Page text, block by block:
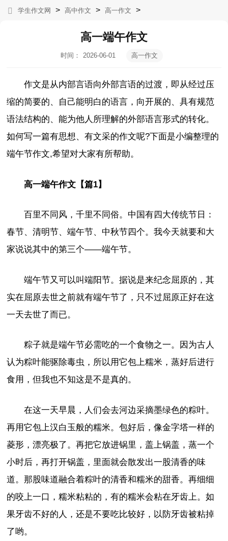
学生作文网 > 高中作文 > 高一作文 >
高一端午作文
时间：
2026-06-01
高一作文
作文是从内部言语向外部言语的过渡，即从经过压
缩的简要的、自己能明白的语言，向开展的、具有规范
语法结构的、能为他人所理解的外部语言形式的转化。
如何写一篇有思想、有文采的作文呢?下面是小编整理的
端午节作文,希望对大家有所帮助。
高一端午作文【篇1】
百里不同风，千里不同俗。中国有四大传统节日：
春节、清明节、端午节、中秋节四个。我今天就要和大
家说说其中的第三个——端午节。
端午节又可以叫端阳节。据说是来纪念屈原的，其
实在屈原去世之前就有端午节了，只不过屈原正好在这
一天去世了而已。
粽子就是端午节必需吃的一个食物之一。因为古人
认为粽叶能驱除毒虫，所以用它包上糯米，蒸好后进行
食用，但我也不知这是不是真的。
在这一天早晨，人们会去河边采摘墨绿色的粽叶。
再用它包上汉白玉般的糯米。包好后，像金字塔一样的
菱形，漂亮极了。再把它放进锅里，盖上锅盖，蒸一个
小时后，再打开锅盖，里面就会散发出一股清香的味
道。那股味道融合着粽叶的清香和糯米的甜香。再细细
的咬上一口，糯米粘粘的，有的糯米会粘在牙齿上。如
果牙齿不好的人，还是不要吃比较好，以防牙齿被粘掉
了哟。